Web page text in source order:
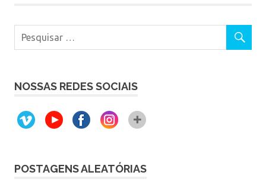
NOSSAS REDES SOCIAIS
POSTAGENS ALEATÓRIAS